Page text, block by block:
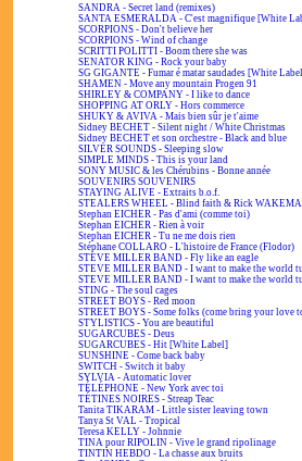
SANDRA - Secret land (remixes)
SANTA ESMERALDA - C'est magnifique [White
SCORPIONS - Don't believe her
SCORPIONS - Wind of change
SCRITTI POLITTI - Boom there she was
SENATOR KING - Rock your baby
SG GIGANTE - Fumar é matar saudades [White
SHAMEN - Move any mountain Progen 91
SHIRLEY & COMPANY - I like to dance
SHOPPING AT ORLY - Hors commerce
SHUKY & AVIVA - Mais bien sûr je t'aime
Sidney BECHET - Silent night / White Christmas
Sidney BECHET et son orchestre - Black and blue
SILVER SOUNDS - Sleeping slow
SIMPLE MINDS - This is your land
SONY MUSIC & les Chérubins - Bonne année
SOUVENIRS SOUVENIRS
STAYING ALIVE - Extraits b.o.f.
STEALERS WHEEL - Blind faith & Rick
Stephan EICHER - Pas d'ami (comme toi)
Stephan EICHER - Rien à voir
Stephan EICHER - Tu ne me dois rien
Stéphane COLLARO - L'histoire de France (Flodor)
STEVE MILLER BAND - Fly like an eagle
STEVE MILLER BAND - I want to make the world
STEVE MILLER BAND - I want to make the world
STING - The soul cages
STREET BOYS - Red moon
STREET BOYS - Some folks (come bring your love
STYLISTICS - You are beautiful
SUGARCUBES - Deus
SUGARCUBES - Hit [White Label]
SUNSHINE - Come back baby
SWITCH - Switch it baby
SYLVIA - Automatic lover
TÉLÉPHONE - New York avec toi
TÉTINES NOIRES - Streap Teac
Tanita TIKARAM - Little sister leaving town
Tanya St VAL - Tropical
Teresa KELLY - Johnnie
TINA pour RIPOLIN - Vive le grand ripolinage
TINTIN HEBDO - La chasse aux bruits